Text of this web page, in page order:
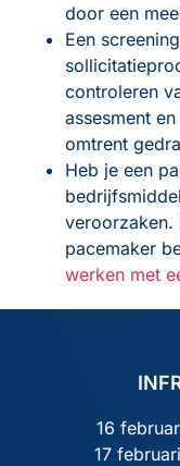
door een
Een
controleren
assesment
omtrent
Heb je een
veroorzaken.
pacemaker
werken met
16
17